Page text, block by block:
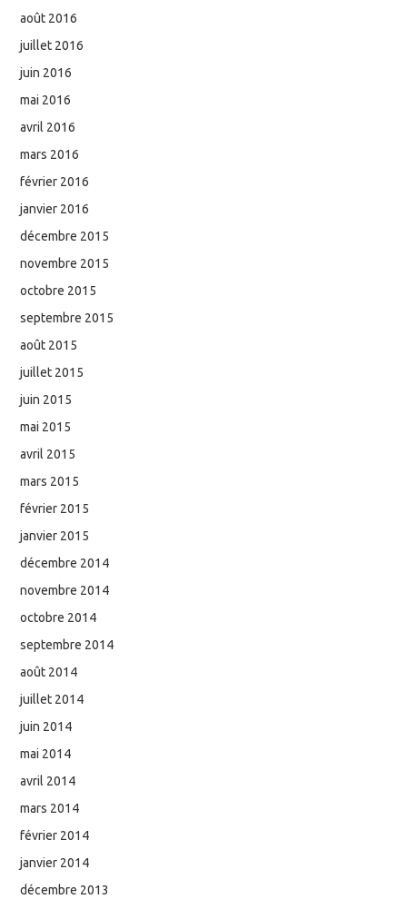
août 2016
juillet 2016
juin 2016
mai 2016
avril 2016
mars 2016
février 2016
janvier 2016
décembre 2015
novembre 2015
octobre 2015
septembre 2015
août 2015
juillet 2015
juin 2015
mai 2015
avril 2015
mars 2015
février 2015
janvier 2015
décembre 2014
novembre 2014
octobre 2014
septembre 2014
août 2014
juillet 2014
juin 2014
mai 2014
avril 2014
mars 2014
février 2014
janvier 2014
décembre 2013